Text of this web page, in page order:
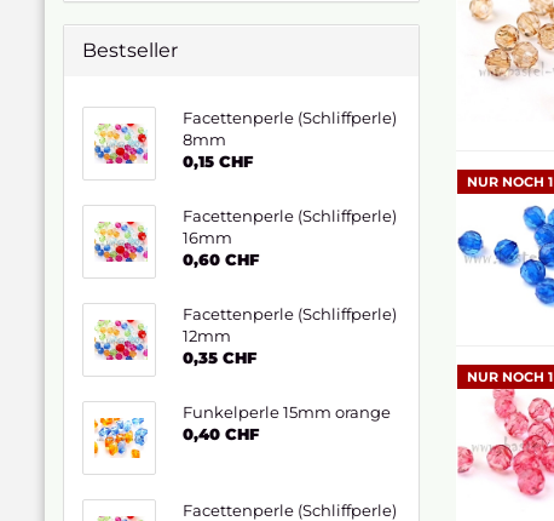
NUR NOCH 1
NUR NOCH 1
Bestseller
Facettenperle (Schliffperle)
8mm
0,15 CHF
Facettenperle (Schliffperle)
16mm
0,60 CHF
Facettenperle (Schliffperle)
12mm
0,35 CHF
Funkelperle 15mm orange
0,40 CHF
Facettenperle (Schliffperle)